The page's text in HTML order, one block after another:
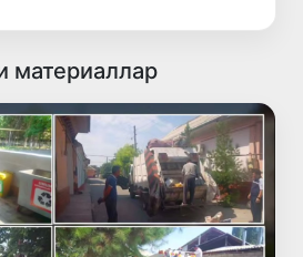
материаллар